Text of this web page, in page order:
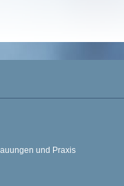
und Praxis